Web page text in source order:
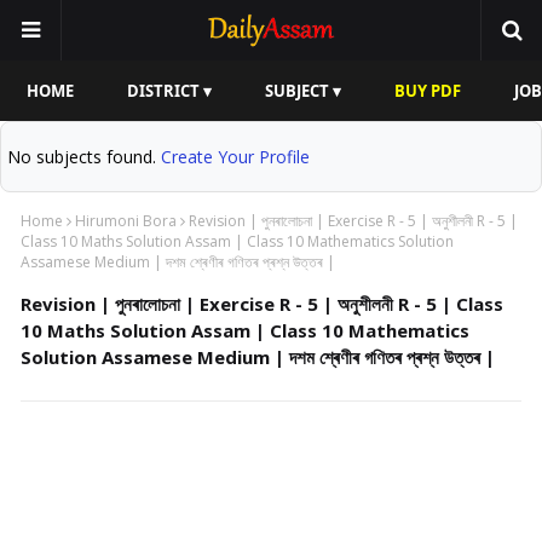
HOME DISTRICT ▾ SUBJECT ▾ BUY PDF
No subjects found. Create Your Profile
Home Hirumoni Bora
Revision | পুনৰালোচনা | Exercise R - 5 | অনুশীলনী R - 5 |
Class 10 Maths Solution Assam | Class 10 Mathematics Solution
Assamese Medium | দশম শ্ৰেণীৰ গণিতৰ প্ৰশ্ন উত্তৰ |
Revision | পুনৰালোচনা | Exercise R - 5 | অনুশীলনী R - 5 | Class
10 Maths Solution Assam | Class 10 Mathematics
Solution Assamese Medium | দশম শ্ৰেণীৰ গণিতৰ প্ৰশ্ন উত্তৰ |